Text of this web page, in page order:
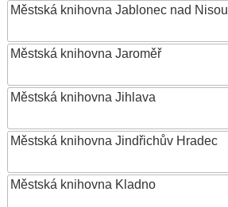
Městská knihovna Jablonec nad Nisou
Městská knihovna Jaroměř
Městská knihovna Jihlava
Městská knihovna Jindřichův Hradec
Městská knihovna Kladno